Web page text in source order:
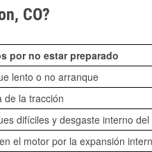
CO?
por no estar preparado
lento o no arranque
de la tracción
difíciles y desgaste interno
el motor por la expansión